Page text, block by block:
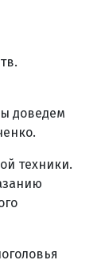
доведем
техники.